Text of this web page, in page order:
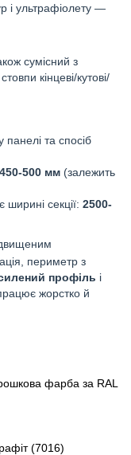
і ультрафіолету —
сумісний з
кінцеві/кутові/
панелі та спосіб
450-500 мм (залежить
ширині секції: 2500-
периметр з
профіль і
жорстко й
фарба за RAL
(7016)